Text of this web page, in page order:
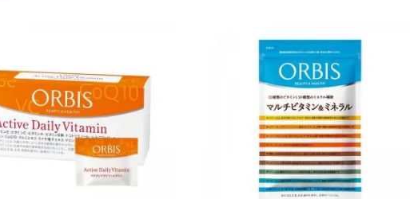
ーツゼリーのようにみずみずしいゼリーです。個
包装のスティックタイプだから、いつでもどこで
も片手でおいしくコラーゲンをチャージできま
す。年齢と共に気になる悩みも、おやつやデザー
ト時にぷるんっと食べて解消を目指しましょう。
脂肪分ゼロ＆1袋20kcalで、ダイエット中でも安
心です。各商品の詳しい情報は商品ページをご覧
ください。・BEAUTY夏祭りは、こちら